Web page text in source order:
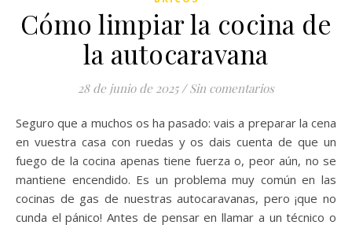
Cómo limpiar la cocina de
la autocaravana
28 de junio de 2025 / Sin comentarios
Seguro que a muchos os ha pasado: vais a preparar la cena
en vuestra casa con ruedas y os dais cuenta de que un
fuego de la cocina apenas tiene fuerza o, peor aún, no se
mantiene encendido. Es un problema muy común en las
cocinas de gas de nuestras autocaravanas, pero ¡que no
cunda el pánico! Antes de pensar en llamar a un técnico o